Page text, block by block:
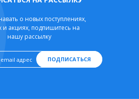
о новых поступлениях,
и акциях, подпишитесь на
нашу рассылку
ПОДПИСАТЬСЯ